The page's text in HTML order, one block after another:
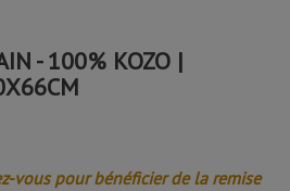
- 100% KOZO |
vous pour bénéficier de la remise